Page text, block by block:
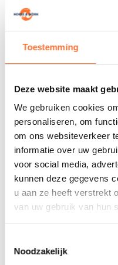
Toestemming
Deze website maakt
We gebruiken cookies
personaliseren, om
om ons websiteverkeer
informatie over uw
voor social media,
kunnen deze gegevens
u aan ze heeft verstrekt
van uw gebruik van hun
Noodzakelijk
Manege de
0650667145
Extra
Categorie